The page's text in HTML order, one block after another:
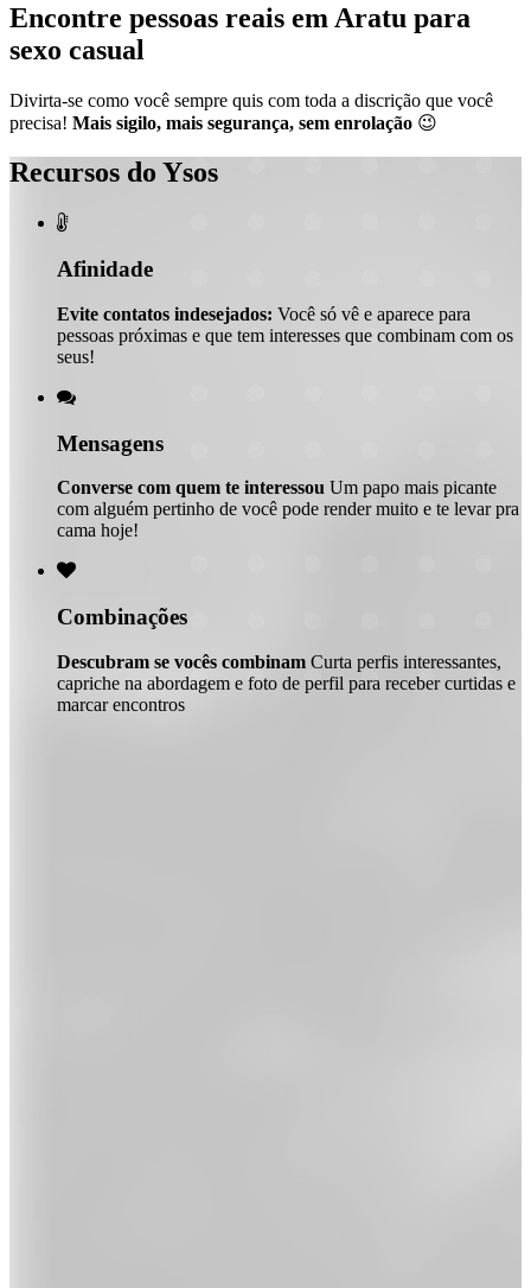
Encontre pessoas reais em Aratu para
sexo casual
Divirta-se como você sempre quis com toda a discrição que você
precisa! Mais sigilo, mais segurança, sem enrolação 😉
Recursos do Ysos

Afinidade
Evite contatos indesejados: Você só vê e aparece para
pessoas próximas e que tem interesses que combinam com os
seus!

Mensagens
Converse com quem te interessou Um papo mais picante
com alguém pertinho de você pode render muito e te levar pra
cama hoje!

Combinações
Descubram se vocês combinam Curta perfis interessantes,
capriche na abordagem e foto de perfil para receber curtidas e
marcar encontros